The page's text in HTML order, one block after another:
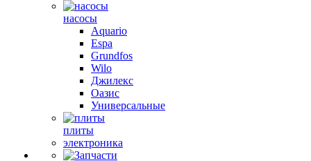
насосы
Aquario
Espa
Grundfos
Wilo
Джилекс
Оазис
Универсальные
плиты
электроника